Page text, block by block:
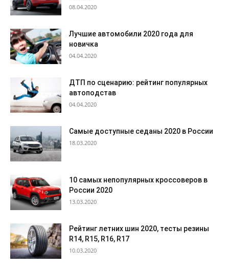
08.04.2020
Лучшие автомобили 2020 года для
новичка
04.04.2020
ДТП по сценарию: рейтинг популярных
автоподстав
04.04.2020
Самые доступные седаны 2020 в России
18.03.2020
10 самых непопулярных кроссоверов в
России 2020
13.03.2020
Рейтинг летних шин 2020, тесты резины
R14, R15, R16, R17
10.03.2020